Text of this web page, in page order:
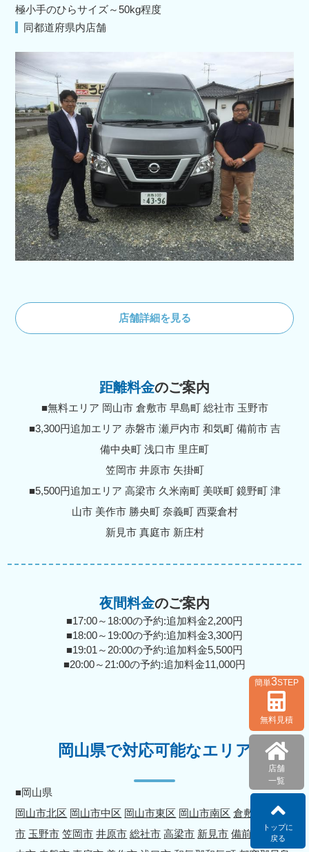
極小手のひらサイズ～50kg程度
同都道府県内店舗
店舗詳細を見る
距離料金のご案内
■無料エリア 岡山市 倉敷市 早島町 総社市 玉野市
■3,300円追加エリア 赤磐市 瀬戸内市 和気町 備前市 吉
備中央町 浅口市 里庄町
笠岡市 井原市 矢掛町
■5,500円追加エリア 高梁市 久米南町 美咲町 鏡野町 津
山市 美作市 勝央町 奈義町 西粟倉村
新見市 真庭市 新庄村
夜間料金のご案内
■17:00～18:00の予約:追加料金2,200円
■18:00～19:00の予約:追加料金3,300円
■19:01～20:00の予約:追加料金5,500円
■20:00～21:00の予約:追加料金11,000円
岡山県で対応可能なエリア
■岡山県
岡山市北区 岡山市中区 岡山市東区 岡山市南区 倉敷市
津山
市 玉野市 笠岡市 井原市 総社市 高梁市 新見市 備前市
瀬戸
簡単3STEP
無料見積
店舗
一覧
トップに
戻る